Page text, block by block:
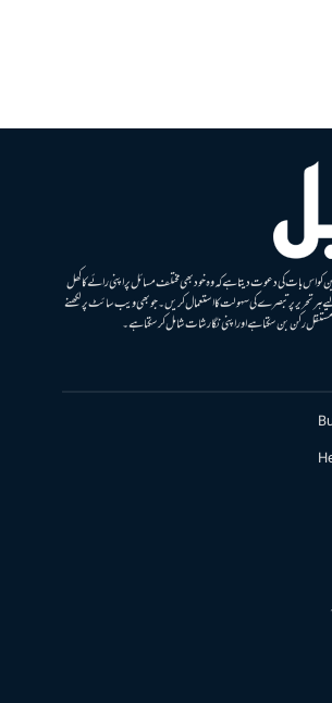
کو اس بات کی دعوت دیتا ہے کہ وہ خود بھی مختلف مسائل پر اپنی رائے کا کھل
ہر تحریر پر تبصرے کی سہولت کا استعمال کریں۔ جو بھی ویب سائٹ پر لکھنے
کا مستقل رکن بن سکتا ہے اور اپنی نگارشات شامل کرسکتا ہے۔